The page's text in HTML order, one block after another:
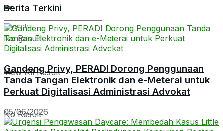
No Result
No Result
View All Result
Berita Terkini
Gandeng Privy, PERADI Dorong Penggunaan
Tanda Tangan Elektronik dan e-Meterai untuk
Perkuat Digitalisasi Administrasi Advokat
05/06/2026